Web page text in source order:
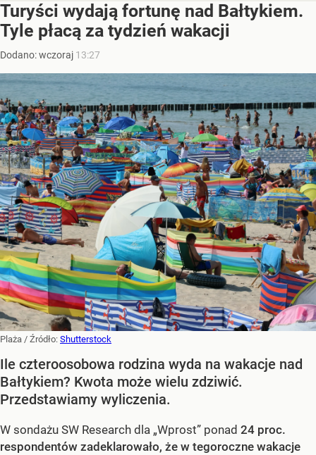
Turyści wydają fortunę nad Bałtykiem.
Tyle płacą za tydzień wakacji
Dodano:wczoraj 13:27
Plaża / Źródło: Shutterstock
Ile czteroosobowa rodzina wyda na wakacje nad
Bałtykiem? Kwota może wielu zdziwić.
Przedstawiamy wyliczenia.
W sondażu SW Research dla „Wprost” ponad 24 proc.
respondentów zadeklarowało, że w tegoroczne wakacje